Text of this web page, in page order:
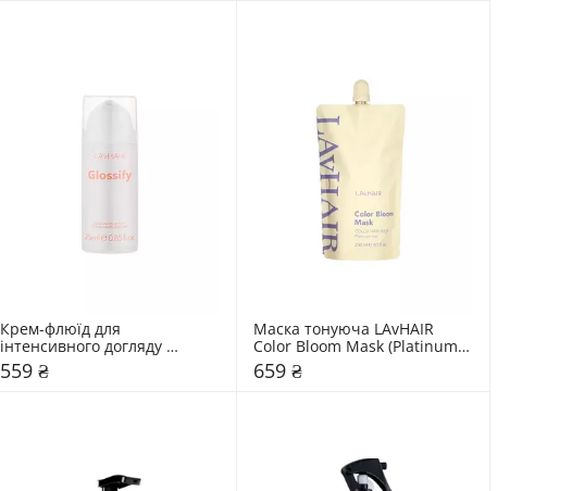
Крем-флюїд для
інтенсивного догляду
LAvHAIR Glossify
559 ₴
Маска тонуюча LAvHAIR
Color Bloom Mask (Platinum
Ice)
659 ₴